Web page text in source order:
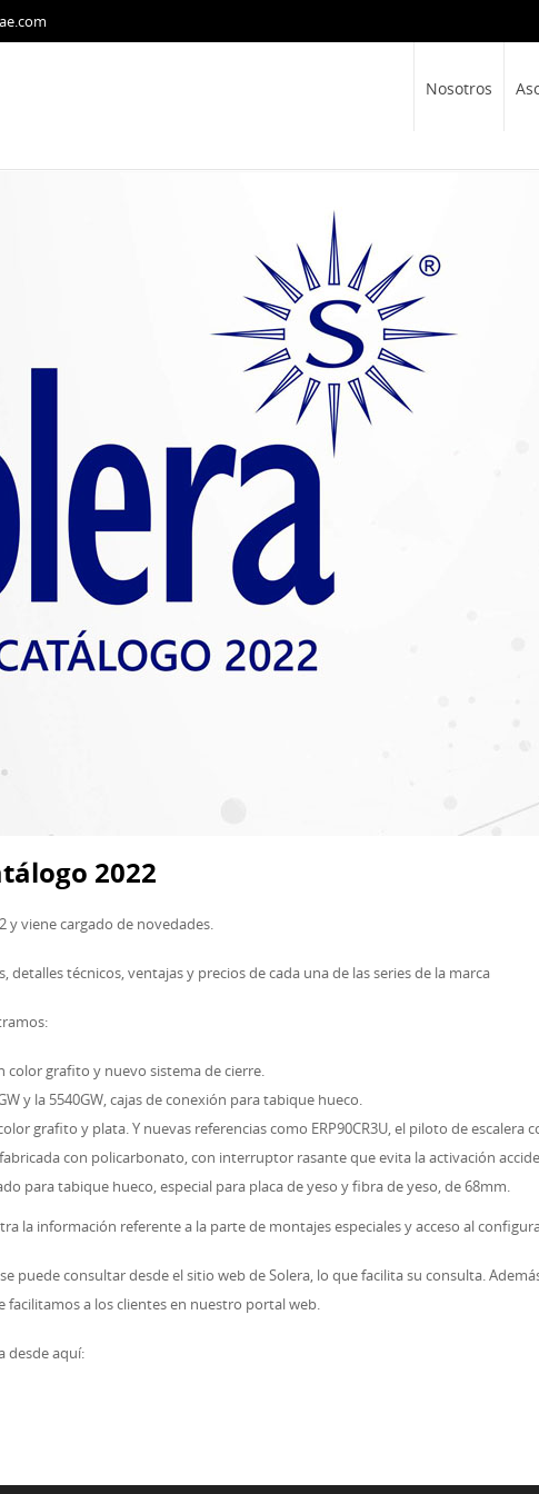
Nosotros
2022
y viene cargado de novedades.
detalles técnicos, ventajas y precios de cada una de las series de la marca
color grafito y nuevo sistema de cierre.
y la 5540GW, cajas de conexión para tabique hueco.
grafito y plata. Y nuevas referencias como ERP90CR3U, el piloto de escalera
con policarbonato, con interruptor rasante que evita la activación
para tabique hueco, especial para placa de yeso y fibra de yeso, de 68mm.
la información referente a la parte de montajes especiales y acceso al
puede consultar desde el sitio web de Solera, lo que facilita su consulta.
a los clientes en nuestro portal web.
desde aquí: